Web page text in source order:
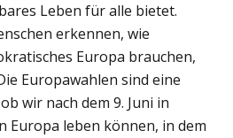
Leben für alle bietet.
erkennen, wie
Europa brauchen,
Europawahlen sind eine
wir nach dem 9. Juni in
Europa leben können, in dem